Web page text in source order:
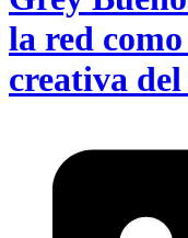
la red
creativa